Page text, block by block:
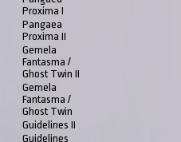
Proxima I
Pangaea
Proxima II
Gemela
Fantasma /
Ghost Twin II
Gemela
Fantasma /
Ghost Twin
Guidelines II
Guidelines